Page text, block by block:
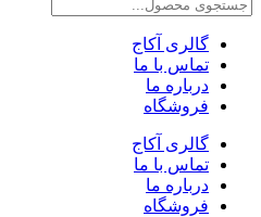
گالری آکاج
تماس با ما
درباره ما
فروشگاه
گالری آکاج
تماس با ما
درباره ما
فروشگاه